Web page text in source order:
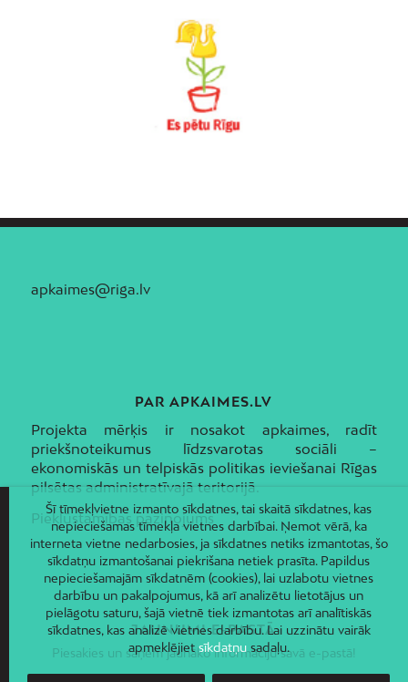
apkaimes@riga.lv
PAR APKAIMES.LV
Projekta mērķis ir nosakot apkaimes, radīt
priekšnoteikumus līdzsvarotas sociāli –
ekonomiskās un telpiskās politikas ieviešanai Rīgas
pilsētas administratīvajā teritorijā.
Piekļūstamības paziņojums
JAUNUMI E-PASTĀ
Piesakies un saņem jaunāko informāciju savā e-pastā!
Šī tīmekļvietne izmanto sīkdatnes, tai skaitā sīkdatnes, kas
nepieciešamas tīmekļa vietnes darbībai. Ņemot vērā, ka
interneta vietne nedarbosies, ja sīkdatnes netiks izmantotas, šo
sīkdatņu izmantošanai piekrišana netiek prasīta. Papildus
nepieciešamajām sīkdatnēm (cookies), lai uzlabotu vietnes
darbību un pakalpojumus, kā arī analizētu lietotājus un
pielāgotu saturu, šajā vietnē tiek izmantotas arī analītiskās
sīkdatnes, kas analizē vietnes darbību. Lai uzzinātu vairāk
apmeklējietsīkdatņusadaļu.